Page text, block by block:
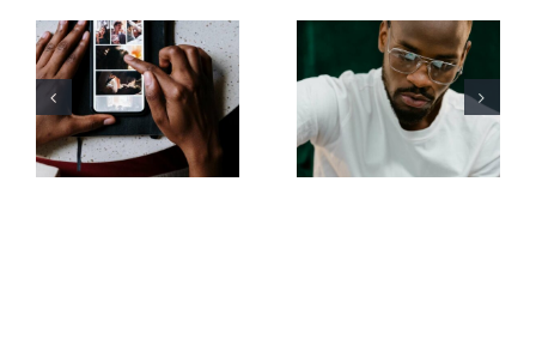
Top-Apps
zum
Animieren
von Fotos
für
ansprechende
Top 17 Tipps
zur
Verbesserung
des
Verständnisses
des TikTok-